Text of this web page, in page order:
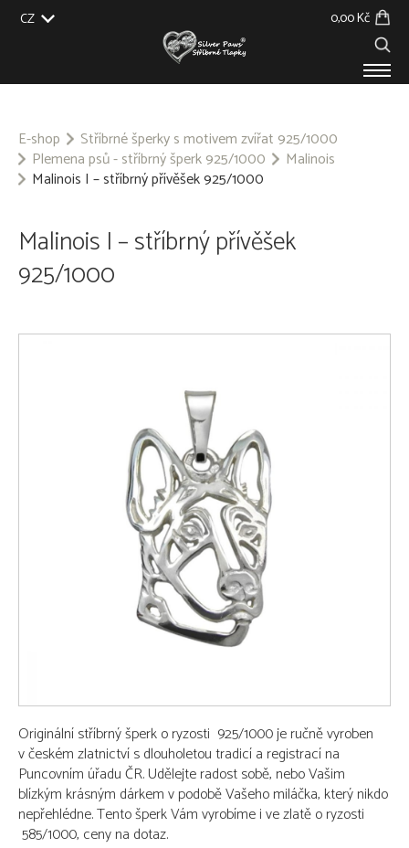
CZ
0,00 Kč
E-shop
Stříbrné šperky s motivem zvířat 925/1000
Plemena psů - stříbrný šperk 925/1000
Malinois
Malinois I – stříbrný přívěšek 925/1000
Malinois I – stříbrný přívěšek
925/1000
Originální stříbrný šperk o ryzosti 925/1000 je ručně vyroben
v českém zlatnictví s dlouholetou tradicí a registrací na
Puncovním úřadu ČR. Udělejte radost sobě, nebo Vašim
blízkým krásným dárkem v podobě Vašeho miláčka, který nikdo
nepřehlédne. Tento šperk Vám vyrobíme i ve zlatě o ryzosti
585/1000, ceny na dotaz.